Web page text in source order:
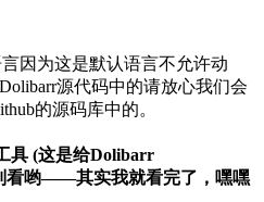
因为这是默认语言不允许动
源代码中的请放心我们会
的源码库中的。
具 (这是给Dolibarr
看哟——其实我就看完了，嘿嘿